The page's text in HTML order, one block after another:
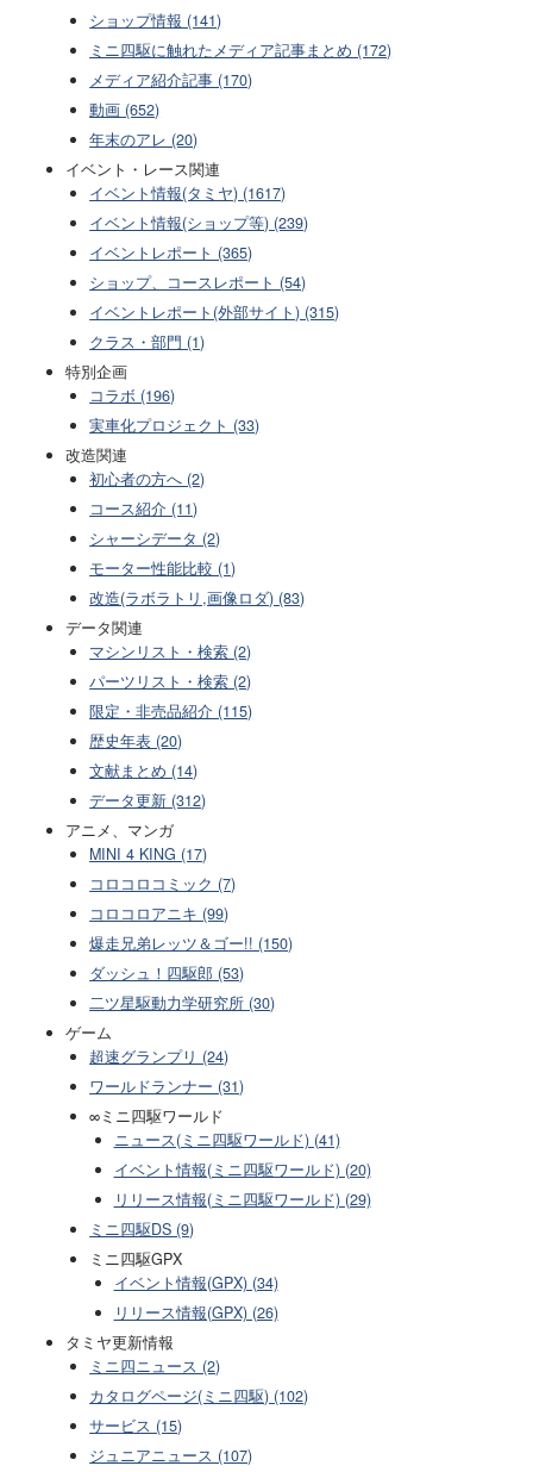
ショップ情報 (141)
ミニ四駆に触れたメディア記事まとめ (172)
メディア紹介記事 (170)
動画 (652)
年末のアレ (20)
イベント・レース関連
イベント情報(タミヤ) (1617)
イベント情報(ショップ等) (239)
イベントレポート (365)
ショップ、コースレポート (54)
イベントレポート(外部サイト) (315)
クラス・部門 (1)
特別企画
コラボ (196)
実車化プロジェクト (33)
改造関連
初心者の方へ (2)
コース紹介 (11)
シャーシデータ (2)
モーター性能比較 (1)
改造(ラボラトリ,画像ロダ) (83)
データ関連
マシンリスト・検索 (2)
パーツリスト・検索 (2)
限定・非売品紹介 (115)
歴史年表 (20)
文献まとめ (14)
データ更新 (312)
アニメ、マンガ
MINI 4 KING (17)
コロコロコミック (7)
コロコロアニキ (99)
爆走兄弟レッツ＆ゴー!! (150)
ダッシュ！四駆郎 (53)
二ツ星駆動力学研究所 (30)
ゲーム
超速グランプリ (24)
ワールドランナー (31)
∞ミニ四駆ワールド
ニュース(ミニ四駆ワールド) (41)
イベント情報(ミニ四駆ワールド) (20)
リリース情報(ミニ四駆ワールド) (29)
ミニ四駆DS (9)
ミニ四駆GPX
イベント情報(GPX) (34)
リリース情報(GPX) (26)
タミヤ更新情報
ミニ四ニュース (2)
カタログページ(ミニ四駆) (102)
サービス (15)
ジュニアニュース (107)